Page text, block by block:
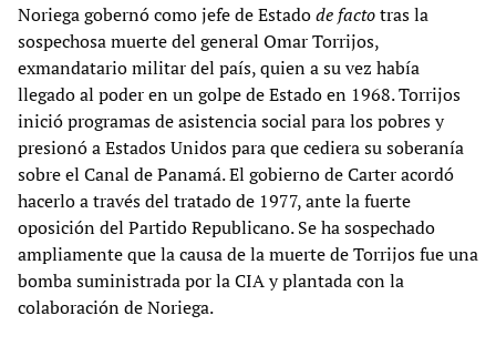
Noriega gobernó como jefe de Estadode factotras la
sospechosa muerte del general Omar Torrijos,
exmandatario militar del país, quien a su vez había
llegado al poder en un golpe de Estado en 1968. Torrijos
inició programas de asistencia social para los pobres y
presionó a Estados Unidos para que cediera su soberanía
sobre el Canal de Panamá. El gobierno de Carter acordó
hacerlo a través del tratado de 1977, ante la fuerte
oposición del Partido Republicano. Se ha sospechado
ampliamente que la causa de la muerte de Torrijos fue una
bomba suministrada por la CIA y plantada con la
colaboración de Noriega.